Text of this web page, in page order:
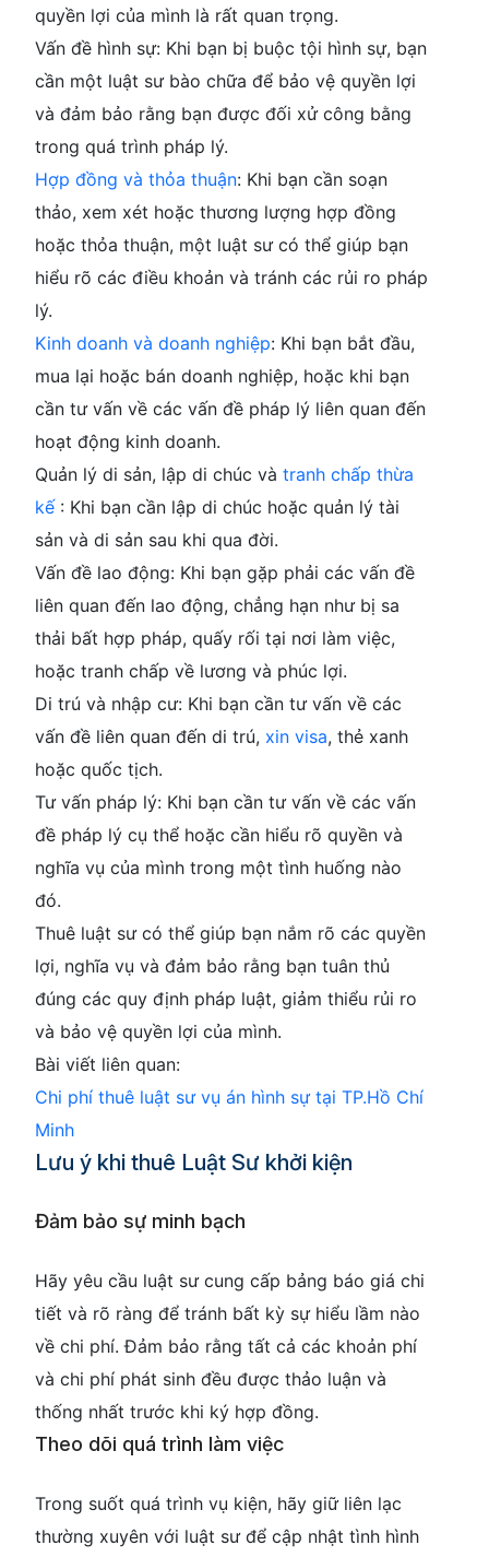
quyền lợi của mình là rất quan trọng.
Vấn đề hình sự: Khi bạn bị buộc tội hình sự, bạn
cần một luật sư bào chữa để bảo vệ quyền lợi
và đảm bảo rằng bạn được đối xử công bằng
trong quá trình pháp lý.
Hợp đồng và thỏa thuận: Khi bạn cần soạn
thảo, xem xét hoặc thương lượng hợp đồng
hoặc thỏa thuận, một luật sư có thể giúp bạn
hiểu rõ các điều khoản và tránh các rủi ro pháp
lý.
Kinh doanh và doanh nghiệp: Khi bạn bắt đầu,
mua lại hoặc bán doanh nghiệp, hoặc khi bạn
cần tư vấn về các vấn đề pháp lý liên quan đến
hoạt động kinh doanh.
Quản lý di sản, lập di chúc và tranh chấp thừa
kế: Khi bạn cần lập di chúc hoặc quản lý tài
sản và di sản sau khi qua đời.
Vấn đề lao động: Khi bạn gặp phải các vấn đề
liên quan đến lao động, chẳng hạn như bị sa
thải bất hợp pháp, quấy rối tại nơi làm việc,
hoặc tranh chấp về lương và phúc lợi.
Di trú và nhập cư: Khi bạn cần tư vấn về các
vấn đề liên quan đến di trú, xin visa, thẻ xanh
hoặc quốc tịch.
Tư vấn pháp lý: Khi bạn cần tư vấn về các vấn
đề pháp lý cụ thể hoặc cần hiểu rõ quyền và
nghĩa vụ của mình trong một tình huống nào
đó.
Thuê luật sư có thể giúp bạn nắm rõ các quyền
lợi, nghĩa vụ và đảm bảo rằng bạn tuân thủ
đúng các quy định pháp luật, giảm thiểu rủi ro
và bảo vệ quyền lợi của mình.
Bài viết liên quan:
Chi phí thuê luật sư vụ án hình sự tại TP.Hồ Chí
Minh
Lưu ý khi thuê Luật Sư khởi kiện
Đảm bảo sự minh bạch
Hãy yêu cầu luật sư cung cấp bảng báo giá chi
tiết và rõ ràng để tránh bất kỳ sự hiểu lầm nào
về chi phí. Đảm bảo rằng tất cả các khoản phí
và chi phí phát sinh đều được thảo luận và
thống nhất trước khi ký hợp đồng.
Theo dõi quá trình làm việc
Trong suốt quá trình vụ kiện, hãy giữ liên lạc
thường xuyên với luật sư để cập nhật tình hình